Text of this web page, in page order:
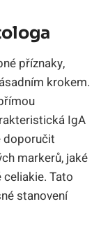
příznaky,
krokem.
IgA
doporučit
markerů, jaké
Tato
stanovení